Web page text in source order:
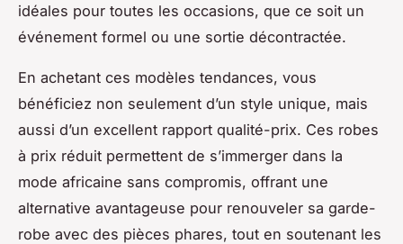
idéales pour toutes les occasions, que ce soit un
événement formel ou une sortie décontractée.
En achetant ces modèles tendances, vous
bénéficiez non seulement d’un style unique, mais
aussi d’un excellent rapport qualité-prix. Ces robes
à prix réduit permettent de s’immerger dans la
mode africaine sans compromis, offrant une
alternative avantageuse pour renouveler sa garde-
robe avec des pièces phares, tout en soutenant les